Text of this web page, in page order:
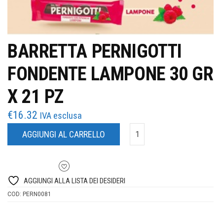
BARRETTA PERNIGOTTI
FONDENTE LAMPONE 30 GR
X 21 PZ
€16.32 IVA esclusa
AGGIUNGI AL CARRELLO
AGGIUNGI ALLA LISTA DEI DESIDERI
COD: PERN0081